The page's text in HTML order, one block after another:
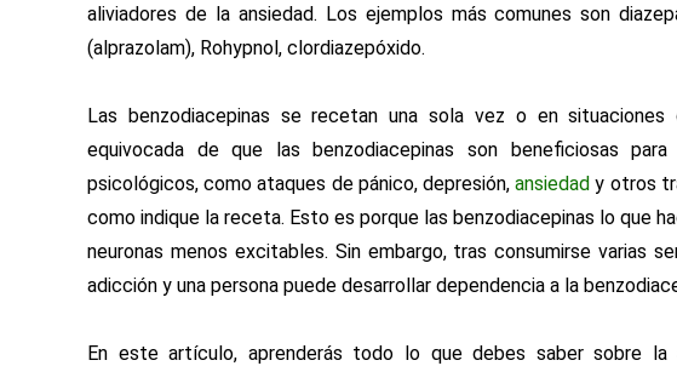
aliviadores de la ansiedad. Los ejemplos más comunes son
(alprazolam), Rohypnol, clordiazepóxido.
Las benzodiacepinas se recetan una sola vez o en
equivocada de que las benzodiacepinas son beneficiosas
psicológicos, como ataques de pánico, depresión,ansiedad y otros
como indique la receta. Esto es porque las benzodiacepinas lo que
neuronas menos excitables. Sin embargo, tras consumirse varias
adicción y una persona puede desarrollar dependencia a la
En este artículo, aprenderás todo lo que debes saber sobre la